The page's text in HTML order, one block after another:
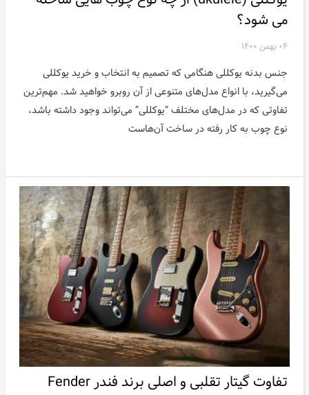
می شود؟
۰۴ بهمن ۱۴۰۰
جنس بدنه یوکللی هنگامی که تصمیم به انتخاب و خرید یوکللی
می‌گیرید، با انواع مدل‌های متنوعی از آن روبرو خواهید شد. مهم‌ترین
تفاوتی که در مدل‌های مختلف “یوکللی” می‌تواند وجود داشته باشد،
نوع چوب به کار رفته در ساخت آن‌هاست
تفاوت گیتار تقلبی و اصلی برند فندر Fender